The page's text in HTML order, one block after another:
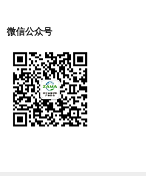
微信公众号